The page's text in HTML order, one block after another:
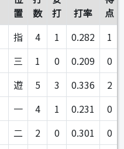
置
数
打
打率
点
指 4 1 0.282
1
三 1 0 0.209
0
遊 5 3 0.336
2
一 4 1 0.231
0
二 2 0 0.301
0